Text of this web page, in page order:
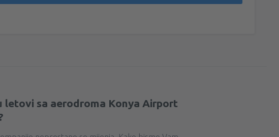
letovi sa aerodroma Konya Airport